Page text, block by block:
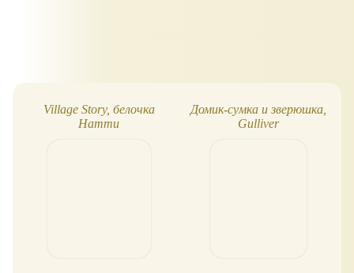
Village Story, белочка
Натти
Домик-сумка и зверюшка,
Gulliver